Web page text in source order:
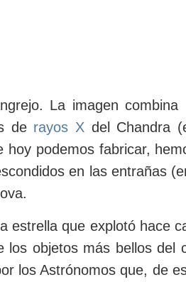
La imagen
de rayos X del Chandra
hoy podemos fabricar,
en las entrañas
estrella que explotó hace
los objetos más bellos
los Astrónomos que, de